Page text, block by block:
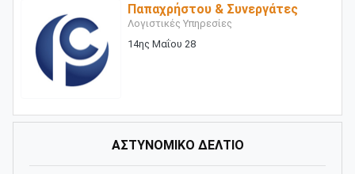
Παπαχρήστου & Συνεργάτες
Λογιστικές Υπηρεσίες
14ης Μαΐου 28
ΑΣΤΥΝΟΜΙΚΟ ΔΕΛΤΙΟ